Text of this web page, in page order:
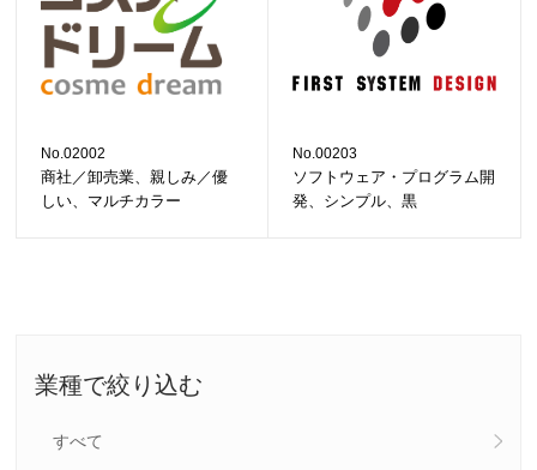
業種で絞り込む
すべて
No.02002
商社／卸売業、親しみ／優
しい、マルチカラー
No.00203
ソフトウェア・プログラム開
発、シンプル、黒